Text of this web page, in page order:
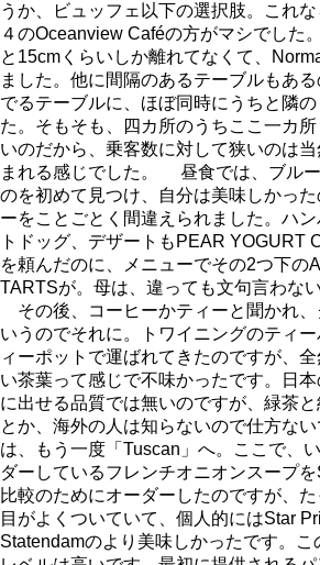
うか、ビュッフェ以下の選択肢。これな
４のOceanview Caféの方がマシでした
と15cmくらいしか離れてなくて、
ました。他に間隔のあるテーブルもあ
でるテーブルに、ほぼ同時にうちと隣
た。そもそも、四カ所のうちここ一カ
いのだから、乗客数に対して狭いのは
まれる感じでした。 昼食では、ブル
のを初めて見つけ、自分は美味しかっ
ーをことごとく間違えられました。ハ
トドッグ、デザートもPEAR YOGURT
を頼んだのに、メニューでその2つ下の
TARTSが。母は、違っても文句言わな
その後、コーヒーかティーと聞かれ、
いうのでそれに。トワイニングのティ
ィーポットで運ばれてきたのですが、
い茶葉って感じで不味かったです。日
に出せる品質では無いのですが、緑茶
とか、海外の人は知らないので仕方な
は、もう一度「Tuscan」へ。ここで、
ダーしているフレンチオニオンスープを
比較のためにオーダーしたのですが、
目がよくついていて、個人的にはStar
Statendamのより美味しかったです。